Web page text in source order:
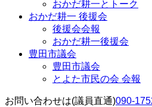
おかだ耕一とトーク
おかだ耕一 後援会
後援会会報
おかだ耕一後援会
豊田市議会
豊田市議会
とよた市民の会 会報
お問い合わせは(議員直通)090-